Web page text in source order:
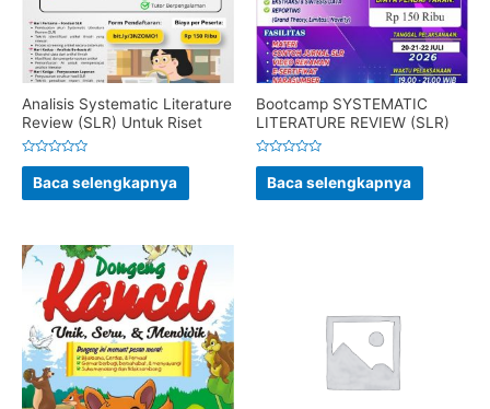
Analisis Systematic Literature
Review (SLR) Untuk Riset
Dinilai
dari
5
Baca selengkapnya
Bootcamp SYSTEMATIC
LITERATURE REVIEW (SLR)
Dinilai
dari
5
Baca selengkapnya